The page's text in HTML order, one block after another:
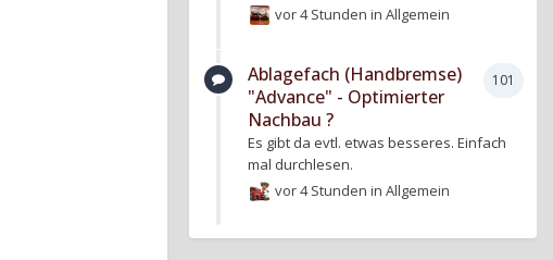
vor 4 Stunden inAllgemein
101
Ablagefach (Handbremse)
"Advance" - Optimierter
Nachbau ?
Es gibt da evtl. etwas besseres. Einfach
mal durchlesen.
vor 4 Stunden inAllgemein